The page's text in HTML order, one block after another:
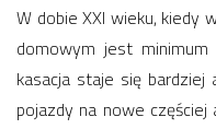
W dobie XXI wieku, kiedy
domowym jest
kasacja staje się
pojazdy na nowe